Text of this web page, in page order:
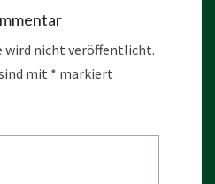
wird nicht veröffentlicht.
mit * markiert